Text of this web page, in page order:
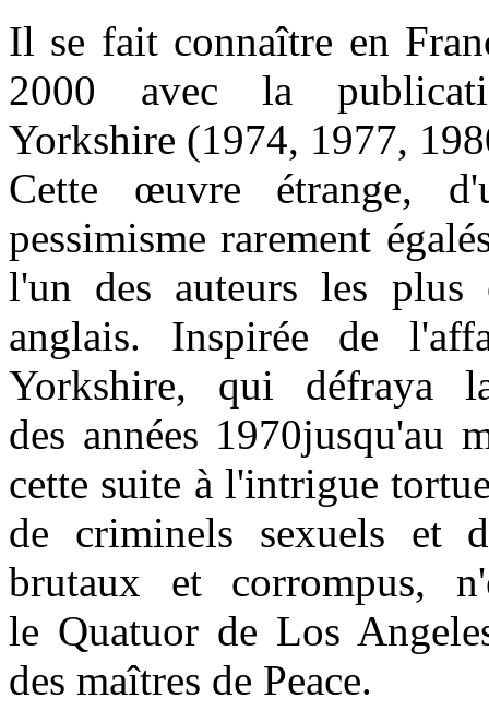
Il se fait connaître en
2000 avec la
Yorkshire (1974, 1977,
Cette œuvre étrange,
pessimisme rarement
l'un des auteurs les plus
anglais. Inspirée de
Yorkshire, qui défraya
des années 1970jusqu'au
cette suite à l'intrigue
de criminels sexuels et
brutaux et corrompus,
le Quatuor de Los
des maîtres de Peace.